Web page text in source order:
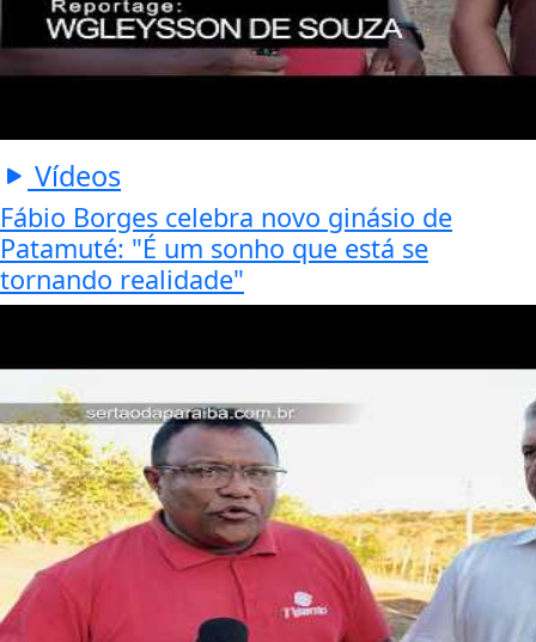
Vídeos
Fábio Borges celebra novo ginásio de
Patamuté: "É um sonho que está se
tornando realidade"